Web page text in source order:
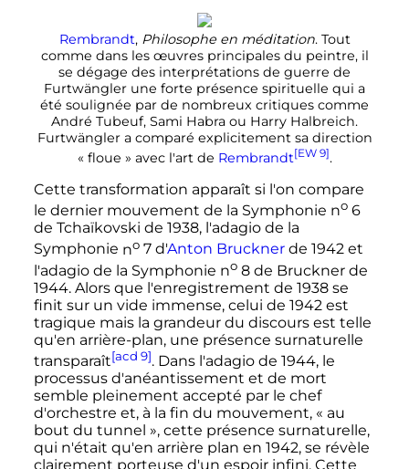
Rembrandt, Philosophe en méditation. Tout
comme dans les œuvres principales du peintre, il
se dégage des interprétations de guerre de
Furtwängler une forte présence spirituelle qui a
été soulignée par de nombreux critiques comme
André Tubeuf, Sami Habra ou Harry Halbreich.
Furtwängler a comparé explicitement sa direction
« floue » avec l'art de Rembrandt[EW 9].
Cette transformation apparaît si l'on compare
le dernier mouvement de la Symphonie no 6
de Tchaïkovski de 1938, l'adagio de la
Symphonie no 7d'Anton Brucknerde 1942 et
l'adagio de la Symphonie no 8de Bruckner de
1944. Alors que l'enregistrement de 1938 se
finit sur un vide immense, celui de 1942 est
tragique mais la grandeur du discours est telle
qu'en arrière-plan, une présence surnaturelle
transparaît[acd 9]. Dans l'adagio de 1944, le
processus d'anéantissement et de mort
semble pleinement accepté par le chef
d'orchestre et, à la fin du mouvement, « au
bout du tunnel », cette présence surnaturelle,
qui n'était qu'en arrière plan en 1942, se révèle
clairement porteuse d'un espoir infini. Cette